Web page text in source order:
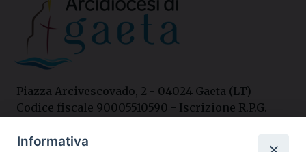
Piazza Arcivescovado, 2 - 04024 Gaeta (LT)
Codice fiscale 90005510590 - Iscrizione R.P.G.
Informativa